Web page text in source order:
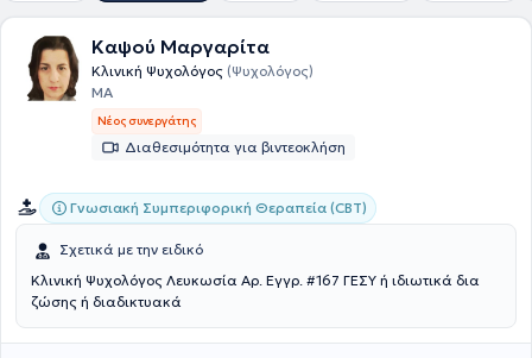
Καψού Μαργαρίτα
Κλινική Ψυχολόγος (Ψυχολόγος)
MA
Νέος συνεργάτης
Διαθεσιμότητα για βιντεοκλήση
Γνωσιακή Συμπεριφορική Θεραπεία (CBT)
Σχετικά με την ειδικό
Κλινική Ψυχολόγος Λευκωσία Αρ. Εγγρ. #167 ΓΕΣΥ ή ιδιωτικά δια
ζώσης ή διαδικτυακά